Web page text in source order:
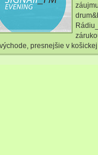
presnejšie v